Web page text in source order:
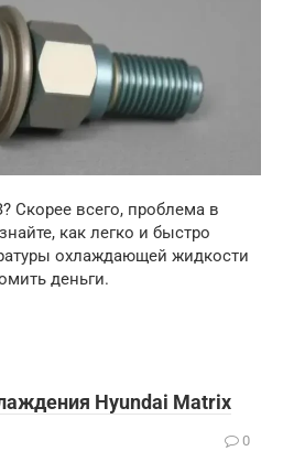
Скорее всего, проблема в
как легко и быстро
охлаждающей жидкости
деньги.
Hyundai Matrix
0